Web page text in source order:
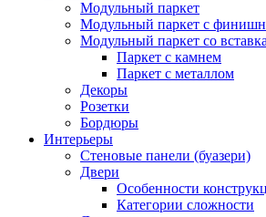
Модульный паркет
Модульный паркет с
Модульный паркет со
Паркет с камнем
Паркет с металлом
Декоры
Розетки
Бордюры
Интерьеры
Стеновые панели (буазери)
Двери
Особенности
Категории сложности